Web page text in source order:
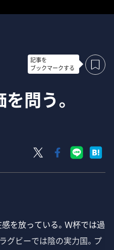
記事を
ブックマークする
問う。
を放っている。Ｗ杯では過
グビーでは陰の実力国。プ